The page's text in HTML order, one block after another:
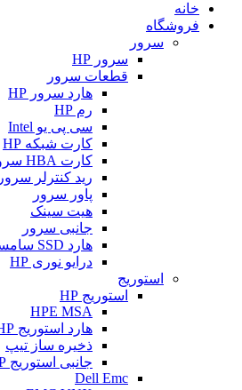
خانه
فروشگاه
سرور
سرور HP
قطعات سرور
هارد سرور HP
رم HP
سی پی یو Intel
کارت شبکه HP
کارت HBA سرور HP
رید کنترلر سرور HP
پاور سرور
هیت سینک
جانبی سرور
هارد SSD سامسونگ
درایو نوری HP
استوریج
استوریج HP
HPE MSA
هارد استوریج HP
ذخیره ساز تیپ
جانبی استوریج HP
Dell Emc